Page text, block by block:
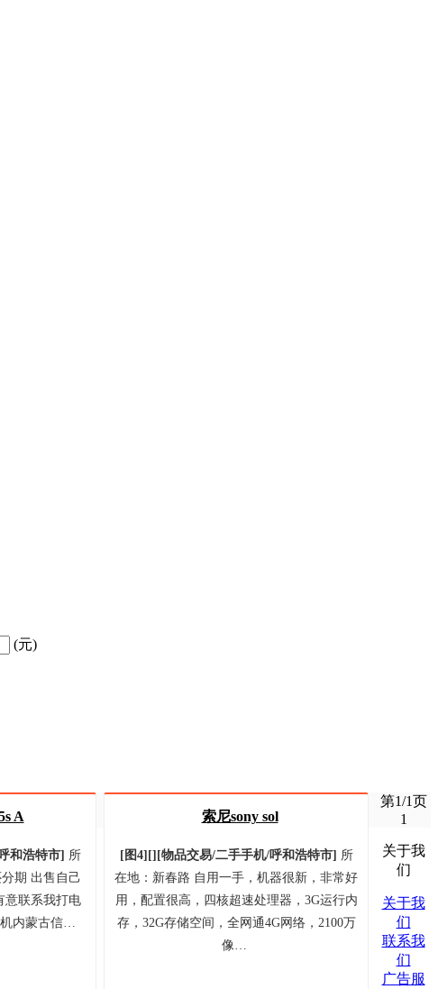
(元)
A
和浩特市] 所
期 出售自己
意联系我打电
内蒙古信…
索尼sony sol
[图4] [] [物品交易/二手手机/呼和浩特市] 所
在地：新春路 自用一手，机器很新，非常好
用，配置很高，四核超速处理器，3G运行内
存，32G存储空间，全网通4G网络，2100万
像…
第1/1页
1
关于我
们
关于我
们
联系我
们
广告服